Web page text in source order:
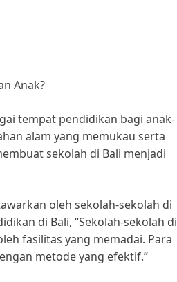
Anak?
tempat pendidikan bagi anak-
alam yang memukau serta
sekolah di Bali menjadi
oleh sekolah-sekolah di
di Bali, “Sekolah-sekolah di
fasilitas yang memadai. Para
metode yang efektif.”